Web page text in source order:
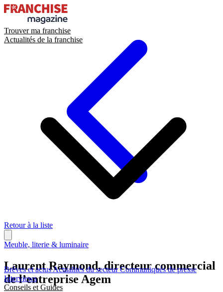
Trouver ma franchise
Actualités de la franchise
Brèves et actusActualités du secteurCommuniqués de presse
Interviews
Conseils et Guides
Retour à la liste
Meuble, literie & luminaire
Laurent Raymond, directeur commercial
de l’entreprise Agem